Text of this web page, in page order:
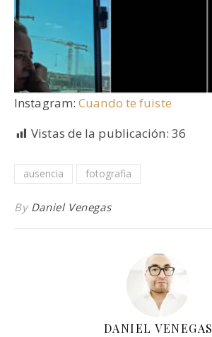
Instagram:Cuando te fuiste
Vistas de la publicación: 36
ausencia fotografia
By Daniel Venegas
DANIEL VENEGAS